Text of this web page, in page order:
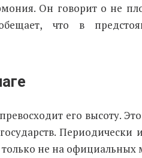
Он говорит о не
что в
его высоту.
Периодически
не на официальных